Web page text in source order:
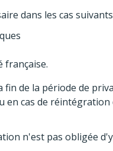
dans les cas
française.
de la période de
en cas de réintégration
n'est pas obligée